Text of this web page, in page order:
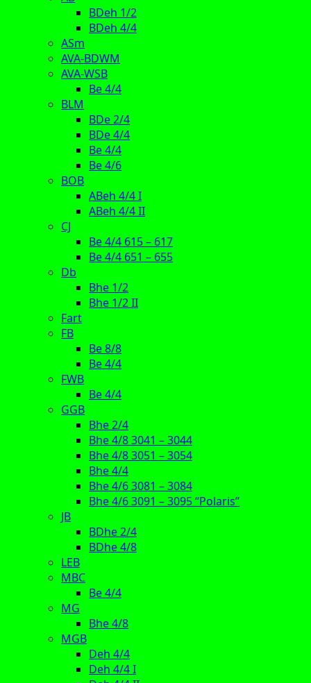
BDeh 1/2
BDeh 4/4
ASm
AVA-BDWM
AVA-WSB
Be 4/4
BLM
BDe 2/4
BDe 4/4
Be 4/4
Be 4/6
BOB
ABeh 4/4 I
ABeh 4/4 II
CJ
Be 4/4 615 – 617
Be 4/4 651 – 655
Db
Bhe 1/2
Bhe 1/2 II
Fart
FB
Be 8/8
Be 4/4
FWB
Be 4/4
GGB
Bhe 2/4
Bhe 4/8 3041 – 3044
Bhe 4/8 3051 – 3054
Bhe 4/4
Bhe 4/6 3081 – 3084
Bhe 4/6 3091 – 3095 “Polaris”
JB
BDhe 2/4
BDhe 4/8
LEB
MBC
Be 4/4
MG
Bhe 4/8
MGB
Deh 4/4
Deh 4/4 I